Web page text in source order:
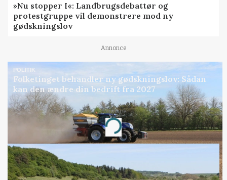
»Nu stopper I«: Landbrugsdebattør og
protestgruppe vil demonstrere mod ny
gødskningslov
Annonce
POLITIK
Folketinget behandler ny gødskningslov: Sådan
kan den ændre din bedrift fra 2027
Annonce
Loading...